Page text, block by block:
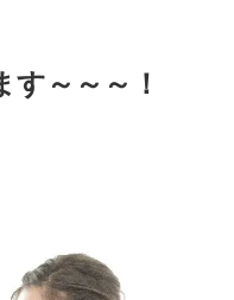
～～～！